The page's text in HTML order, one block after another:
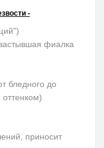
-
фиалка
бледного до
приносит